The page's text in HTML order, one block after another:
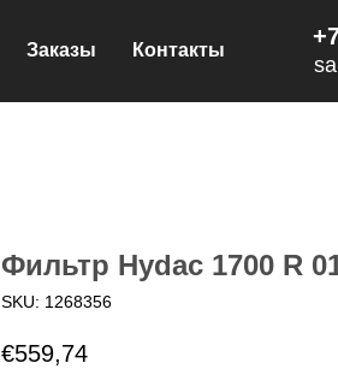
Заказы Контакты
Фильтр Hydac 1700 R
SKU: 1268356
€559,74